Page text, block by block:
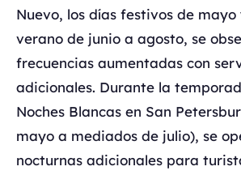
Nuevo, los días festivos de mayo
verano de junio a agosto, se
frecuencias aumentadas con
adicionales. Durante la
Noches Blancas en San
mayo a mediados de julio), se
nocturnas adicionales para